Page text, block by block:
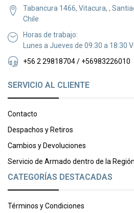
Tabancura 1466, Vitacura, ,
Chile
Horas de trabajo:
Lunes a Jueves de 09:30 a 18:30
+56 2 29818704 / +56983226010
SERVICIO AL CLIENTE
Contacto
Despachos y Retiros
Cambios y Devoluciones
Servicio de Armado dentro de la
CATEGORÍAS DESTACADAS
Términos y Condiciones